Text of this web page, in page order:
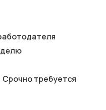
Срочно требуется